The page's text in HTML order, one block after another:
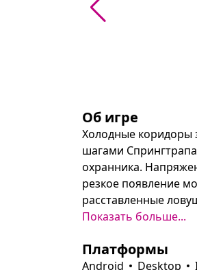
Об игре
Холодные коридоры
шагами
охранника.
резкое появление
расставленные
звуки, внезапные
влияет на
Показать больше...
Платформы
Android Desktop